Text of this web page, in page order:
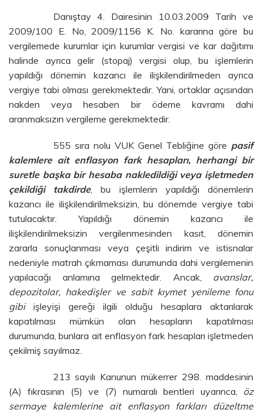
Danıştay 4. Dairesinin 10.03.2009 Tarih ve
2009/100 E. No, 2009/1156 K. No. kararına göre bu
vergilemede kurumlar için kurumlar vergisi ve kar dağıtımı
halinde ayrıca gelir (stopaj) vergisi olup, bu işlemlerin
yapıldığı dönemin kazancı ile ilişkilendirilmeden ayrıca
vergiye tabi olması gerekmektedir. Yani, ortaklar açısından
nakden veya hesaben bir ödeme kavramı dahi
aranmaksızın vergileme gerekmektedir.
555 sıra nolu VUK Genel Tebliğine göre pasif
kalemlere ait enflasyon fark hesapları, herhangi bir
suretle başka bir hesaba nakledildiği veya işletmeden
çekildiği takdirde, bu işlemlerin yapıldığı dönemlerin
kazancı ile ilişkilendirilmeksizin, bu dönemde vergiye tabi
tutulacaktır. Yapıldığı dönemin kazancı ile
ilişkilendirilmeksizin vergilenmesinden kasıt, dönemin
zararla sonuçlanması veya çeşitli indirim ve istisnalar
nedeniyle matrah çıkmaması durumunda dahi vergilemenin
yapılacağı anlamına gelmektedir. Ancak, avanslar,
depozitolar, hakedişler ve sabit kıymet yenileme fonu
gibiişleyişi gereği ilgili olduğu hesaplara aktarılarak
kapatılması mümkün olan hesapların kapatılması
durumunda, bunlara ait enflasyon fark hesapları işletmeden
çekilmiş sayılmaz.
213 sayılı Kanunun mükerrer 298. maddesinin
(A) fıkrasının (5) ve (7) numaralı bentleri uyarınca, öz
sermaye kalemlerine ait enflasyon farkları düzeltme